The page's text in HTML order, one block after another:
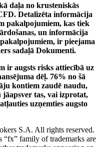
daļa no krusteniskās
Detalizēta informācija
pakalpojumiem, kas tiek
un informācija
ir pieejama
sadaļā Dokumenti.
ir augsts risks attiecībā uz
dēļ. 76% no šā
kontiem zaudē naudu,
tas, vai izprotat,
uzņemties augsto
S.A. All rights reserved.
family of trademarks are